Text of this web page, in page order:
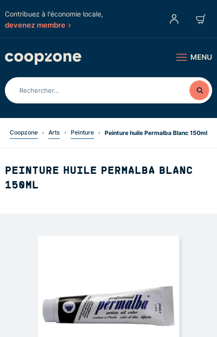
Contribuez à l'économie locale,
devenez membre
MENU
Coopzone Arts Peinture Peinture huile Permalba Blanc 150ml
PEINTURE HUILE PERMALBA BLANC
150ML